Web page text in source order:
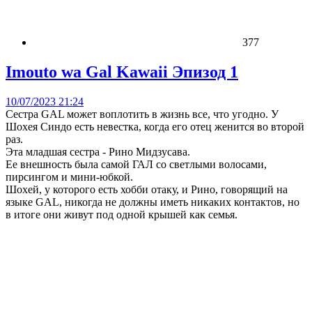
377
Imouto wa Gal Kawaii Эпизод 1
10/07/2023 21:24
Сестра GAL может воплотить в жизнь все, что угодно. У
Шохея Синдо есть невестка, когда его отец женится во второй
раз.
Эта младшая сестра - Рино Мидзусава.
Ее внешность была самой ГАЛ со светлыми волосами,
пирсингом и мини-юбкой.
Шохей, у которого есть хобби отаку, и Рино, говорящий на
языке GAL, никогда не должны иметь никаких контактов, но
в итоге они живут под одной крышей как семья.